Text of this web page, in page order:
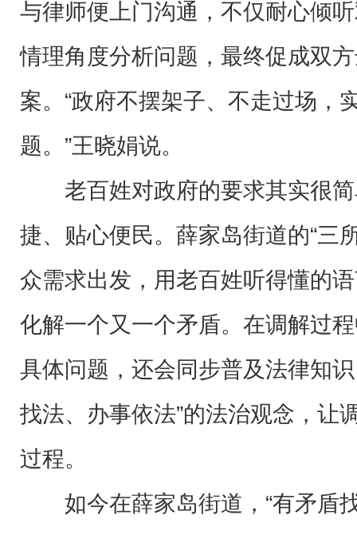
与律师便上门沟通，不仅耐心倾
情理角度分析问题，最终促成双
案。“政府不摆架子、不走过场，
题。”王晓娟说。
老百姓对政府的要求其实很
捷、贴心便民。薛家岛街道的“三
众需求出发，用老百姓听得懂的
化解一个又一个矛盾。在调解过
具体问题，还会同步普及法律知
找法、办事依法”的法治观念，让
过程。
如今在薛家岛街道，“有矛盾